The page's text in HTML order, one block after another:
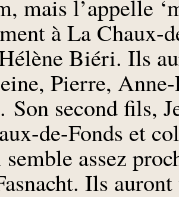
mais l’appelle
à La Chaux-
Biéri. Ils
Pierre,
Son second fils,
de-Fonds et
assez
Ils